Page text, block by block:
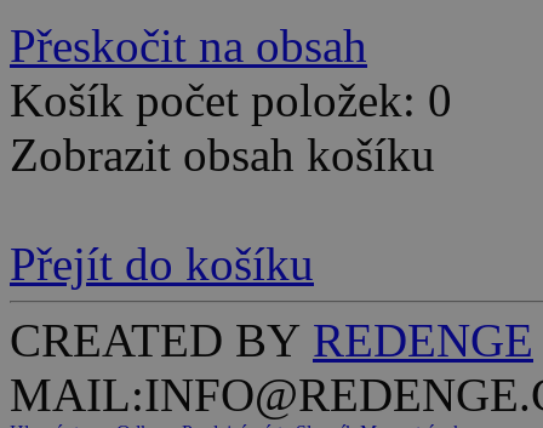
Přeskočit na obsah
Košík počet položek: 0
Zobrazit obsah košíku
Přejít do košíku
CREATED BY REDENGE